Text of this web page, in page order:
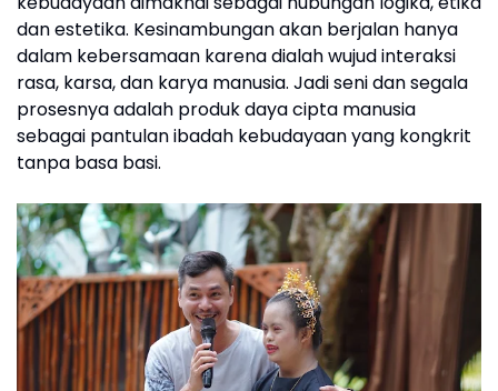
dan estetika. Kesinambungan akan berjalan hanya
dalam kebersamaan karena dialah wujud interaksi
rasa, karsa, dan karya manusia. Jadi seni dan segala
prosesnya adalah produk daya cipta manusia
sebagai pantulan ibadah kebudayaan yang kongkrit
tanpa basa basi.